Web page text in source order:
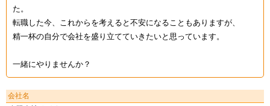
た。
転職した今、これからを考えると不安になることもありますが、
精一杯の自分で会社を盛り立てていきたいと思っています。
一緒にやりませんか？
会社名